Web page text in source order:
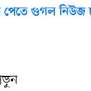
গুগল নিউজ